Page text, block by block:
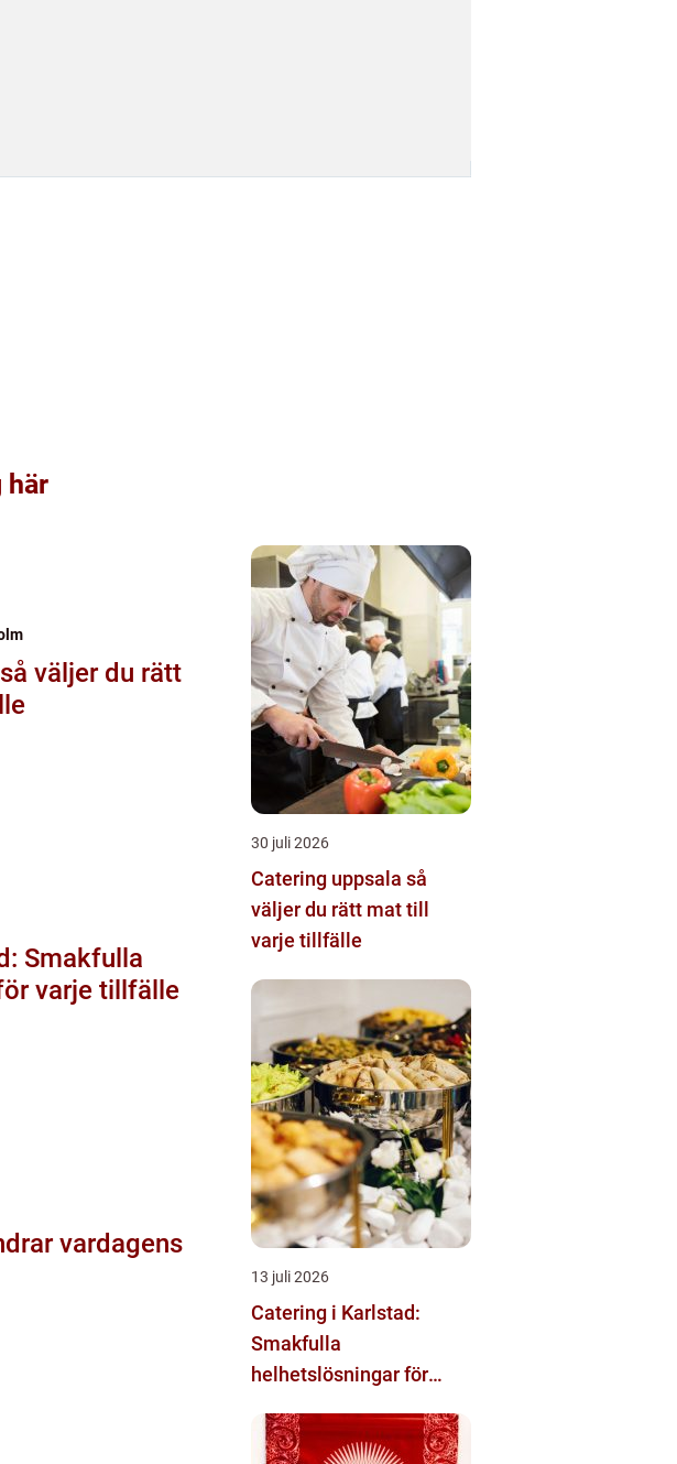
här
Smakfulla
varje tillfälle
vardagens
30 juli 2026
Catering uppsala så
väljer du rätt mat till
varje tillfälle
13 juli 2026
Catering i Karlstad:
Smakfulla
helhetslösningar för